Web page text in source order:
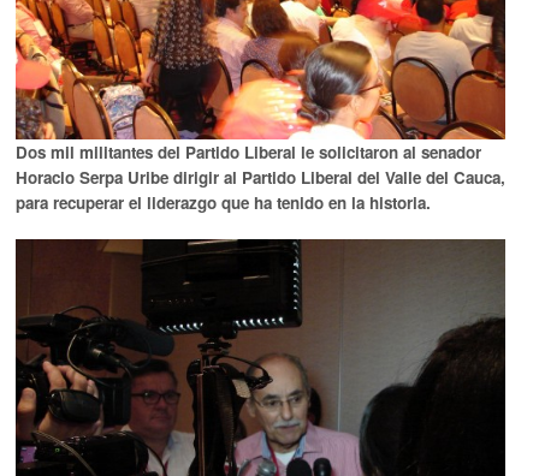
Dos mil militantes del Partido Liberal le solicitaron al senador
Horacio Serpa Uribe dirigir al Partido Liberal del Valle del Cauca,
para recuperar el liderazgo que ha tenido en la historia.